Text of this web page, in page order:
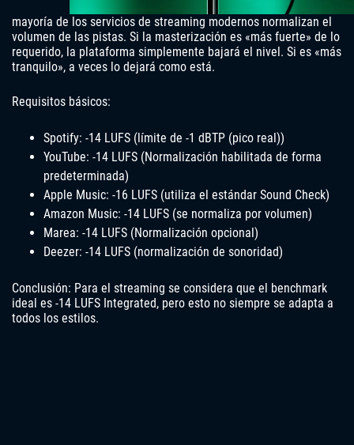
mayoría de los servicios de streaming modernos normalizan el
volumen de las pistas. Si la masterización es «más fuerte» de lo
requerido, la plataforma simplemente bajará el nivel. Si es «más
tranquilo», a veces lo dejará como está.
Requisitos básicos:
Spotify: -14 LUFS (límite de -1 dBTP (pico real))
YouTube: -14 LUFS (Normalización habilitada de forma
predeterminada)
Apple Music: -16 LUFS (utiliza el estándar Sound Check)
Amazon Music: -14 LUFS (se normaliza por volumen)
Marea: -14 LUFS (Normalización opcional)
Deezer: -14 LUFS (normalización de sonoridad)
Conclusión: Para el streaming se considera que el benchmark
ideal es -14 LUFS Integrated, pero esto no siempre se adapta a
todos los estilos.